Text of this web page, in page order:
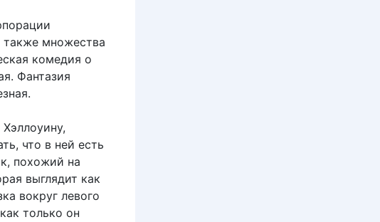
также множества
комедия о
Фантазия
что в ней есть
похожий на
выглядит как
вокруг левого
только он